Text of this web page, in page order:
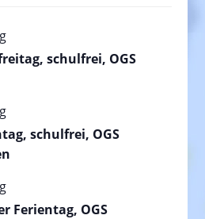
schulfrei, OGS
schulfrei, OGS
Ferientag, OGS